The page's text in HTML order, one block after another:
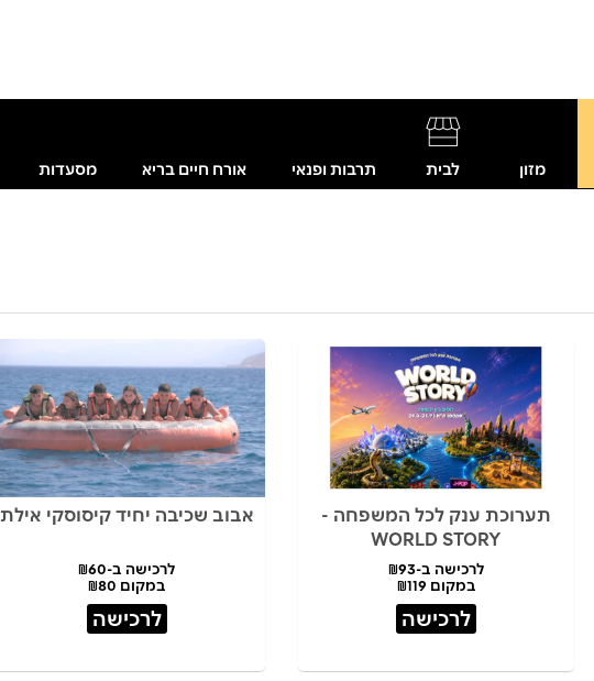
מזון לבית תרבות ופנאי אורח חיים בריא מסעדות
תערוכת ענק לכל המשפחה -
WORLD STORY
לרכישה ב-₪93
במקום ₪119
לרכישה
אבוב שכיבה יחיד קיסוסקי אילת
לרכישה ב-₪60
במקום ₪80
לרכישה